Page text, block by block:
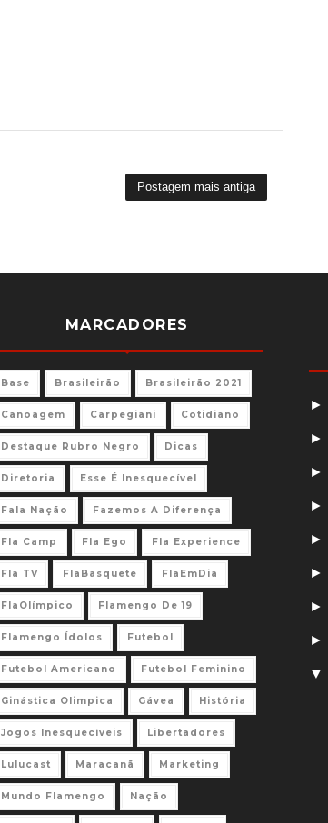
Postagem mais antiga
MARCADORES
Base Brasileirão Brasileirão 2021
Canoagem Carpegiani Cotidiano
Destaque Rubro Negro Dicas
Diretoria Esse É Inesquecível
Fala Nação Fazemos A Diferença
Fla Camp Fla Ego Fla Experience
Fla TV FlaBasquete FlaEmDia
FlaOlímpico Flamengo De 19
Flamengo Ídolos Futebol
Futebol Americano Futebol Feminino
Ginástica Olimpica Gávea História
Jogos Inesquecíveis Libertadores
Lulucast Maracanã Marketing
Mundo Flamengo Nação
►
►
►
►
►
►
►
►
▼